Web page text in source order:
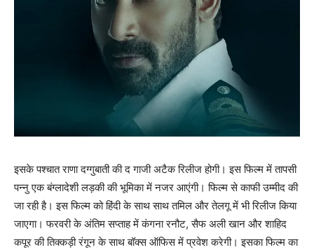
इसके पश्‍चात राणा दग्‍गुबाती की द गाजी अटैक रिलीज होगी। इस फिल्‍म में तापसी
पन्‍नु एक बंग्‍लादेशी लड़की की भूमिका में नजर आएंगी। फिल्‍म से काफी उम्‍मीद की
जा रही है। इस फिल्‍म को हिंदी के साथ साथ तमिल और तेलगू में भी रिलीज किया
जाएगा। फरवरी के अंतिम सप्‍ताह में कंगना रनौट, सैफ अली खान और शाहिद
कपूर की तिक्‍कड़ी रंगून के साथ बॉक्‍स ऑफिस में प्रवेश करेगी। इसका फिल्‍म का